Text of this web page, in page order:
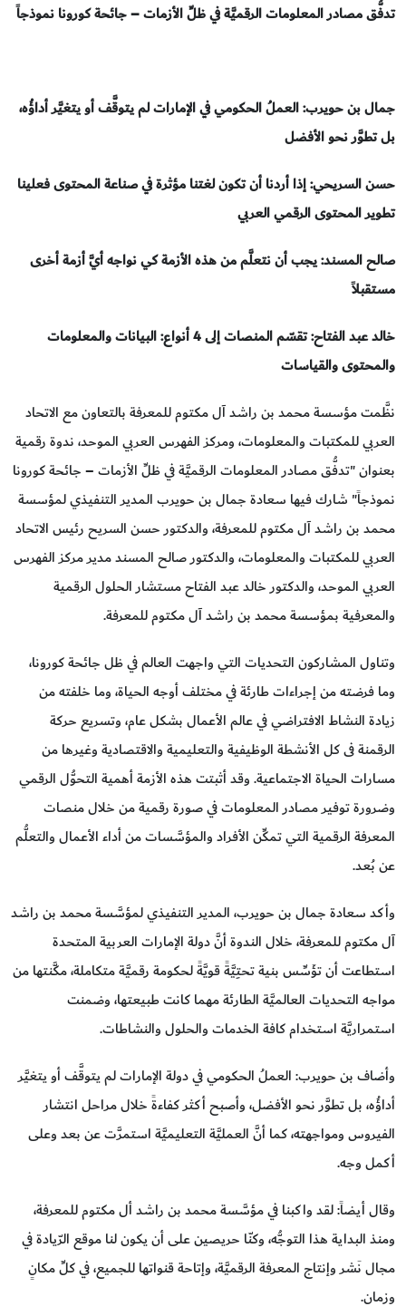
تدفُّق مصادر المعلومات الرقميَّة في ظلِّ الأزمات – جائحة كورونا نموذجاً
جمال بن حويرب: العملُ الحكومي في الإماراتلم يتوقَّف أو يتغيَّر أداؤُه،
بل تطوَّر نحو الأفضل
حسن السريحي: إذا أردنا أن تكون لغتنا مؤثرة فيصناعة المحتوى فعلينا
تطوير المحتوى الرقمي العربي
صالح المسند: يجب أن نتعلَّم من هذهالأزمة كي نواجه أيَّ أزمة أخرى
مستقبلاً
خالد عبد الفتاح: تقسّم المنصات إلى 4 أنواع: البيانات والمعلومات
والمحتوى والقياسات
نظَّمت مؤسسة محمد بن راشد آل مكتوم للمعرفة بالتعاون مع الاتحاد
العربي للمكتبات والمعلومات، ومركز الفهرس العربي الموحد، ندوة رقمية
بعنوان "تدفُّق مصادر المعلومات الرقميَّة في ظلِّ الأزمات – جائحة كورونا
نموذجاً" شارك فيها سعادة جمال بن حويرب المدير التنفيذي لمؤسسة
محمد بن راشد آل مكتوم للمعرفة، والدكتور حسن السريح رئيس الاتحاد
العربي للمكتبات والمعلومات، والدكتور صالح المسند مدير مركز الفهرس
العربي الموحد، والدكتور خالد عبد الفتاح مستشار الحلول الرقمية
والمعرفية بمؤسسة محمد بن راشد آل مكتوم للمعرفة.
وتناول المشاركون التحديات التي واجهت العالم في ظل جائحة كورونا،
وما فرضته من إجراءات طارئة في مختلف أوجه الحياة، وما خلفته من
زيادة النشاط الافتراضي في عالم الأعمال بشكل عام، وتسريع حركة
الرقمنة فى كل الأنشطة الوظيفية والتعليمية والاقتصادية وغيرها من
مسارات الحياة الاجتماعية. وقد أثبتت هذه الأزمة أهمية التحوُّل الرقمي
وضرورة توفير مصادر المعلومات في صورة رقمية من خلال منصات
المعرفة الرقمية التي تمكِّن الأفراد والمؤسَّسات من أداء الأعمال والتعلُّم
عن بُعد.
وأكد سعادة جمال بن حويرب، المدير التنفيذي لمؤسَّسة محمد بن راشد
آل مكتوم للمعرفة، خلال الندوة أنَّ دولة الإمارات العربية المتحدة
استطاعت أن تؤَسِّس بنية تحتِيَّةً قويَّةً لحكومة رقميَّة متكاملة، مكَّنتها من
مواجه التحديات العالميَّة الطارئة مهما كانت طبيعتها، وضمنت
استمراريَّة استخدام كافة الخدمات والحلول والنشاطات.
وأضاف بن حويرب: العملُ الحكومي في دولة الإمارات لم يتوقَّف أو يتغيَّر
أداؤُه، بل تطوَّر نحو الأفضل، وأصبح أكثر كفاءةً خلال مراحل انتشار
الفيروس ومواجهته، كما أنَّ العمليَّة التعليميَّة استمرَّت عن بعد وعلى
أكمل وجه.
وقال أيضاً: لقد واكبنا في مؤسَّسة محمد بن راشد أل مكتوم للمعرفة،
ومنذ البداية هذا التوجُّه، وكنّا حريصين على أن يكون لنا موقع الرّيادة في
مجال نَشر وإنتاج المعرفة الرقميَّة، وإتاحة قنواتها للجميع، في كلِّ مكانٍ
وزمان.